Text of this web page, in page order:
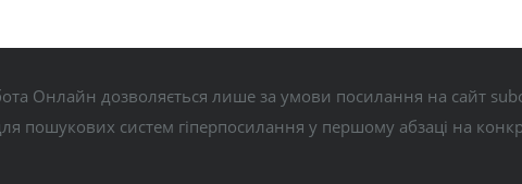
Онлайн дозволяється лише за умови посилання на сайт
пошукових систем гіперпосилання у першому абзаці на